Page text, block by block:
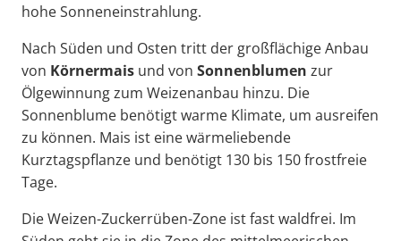
hohe Sonneneinstrahlung.
Nach Süden und Osten tritt der großflächige Anbau
von Körnermais und von Sonnenblumen zur
Ölgewinnung zum Weizenanbau hinzu. Die
Sonnenblume benötigt warme Klimate, um ausreifen
zu können. Mais ist eine wärmeliebende
Kurztagspflanze und benötigt 130 bis 150 frostfreie
Tage.
Die Weizen-Zuckerrüben-Zone ist fast waldfrei. Im